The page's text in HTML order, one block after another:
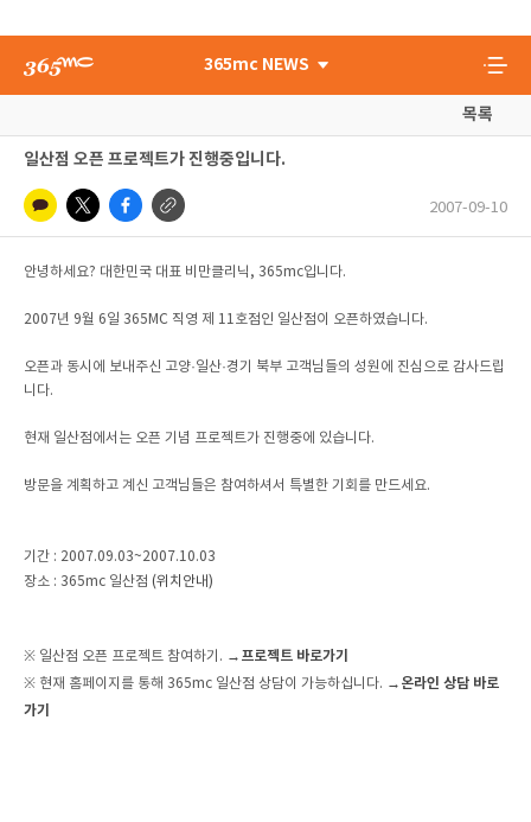
365mc NEWS
목록
일산점 오픈 프로젝트가 진행중입니다.
2007-09-10
안녕하세요? 대한민국 대표 비만클리닉, 365mc입니다.
2007년 9월 6일 365MC 직영 제 11호점인 일산점이 오픈하였습니다.
오픈과 동시에 보내주신 고양·일산·경기 북부 고객님들의 성원에 진심으로 감사드립
니다.
현재 일산점에서는 오픈 기념 프로젝트가 진행중에 있습니다.
방문을 계획하고 계신 고객님들은 참여하셔서 특별한 기회를 만드세요.
기간 : 2007.09.03~2007.10.03
장소 : 365mc 일산점 (위치안내)
※ 일산점 오픈 프로젝트 참여하기. →프로젝트 바로가기
※ 현재 홈페이지를 통해 365mc 일산점 상담이 가능하십니다. →온라인 상담 바로
가기